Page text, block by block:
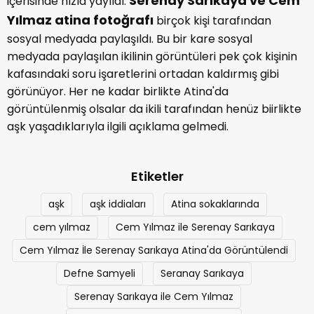
Yılmaz atina fotoğrafı birçok kişi tarafından
sosyal medyada paylaşıldı. Bu bir kare sosyal
medyada paylaşılan ikilinin görüntüleri pek çok kişinin
kafasındaki soru işaretlerini ortadan kaldırmış gibi
görünüyor. Her ne kadar birlikte Atina'da
görüntülenmiş olsalar da ikili tarafından henüz biirlikte
aşk yaşadıklarıyla ilgili açıklama gelmedi.
Etiketler
aşk aşk iddiaları
Atina sokaklarında
cem yılmaz
Cem Yılmaz ile Serenay Sarıkaya
Cem Yılmaz İle Serenay Sarıkaya Atina'da Görüntülendi
Defne Samyeli
Seranay Sarıkaya
Serenay Sarıkaya ile Cem Yılmaz